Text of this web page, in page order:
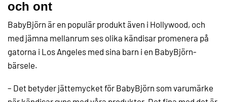
och ont
BabyBjörn är en populär produkt även i Hollywood, och
med jämna mellanrum ses olika kändisar promenera på
gatorna i Los Angeles med sina barn i en BabyBjörn-
bärsele.
– Det betyder jättemycket för BabyBjörn som varumärke